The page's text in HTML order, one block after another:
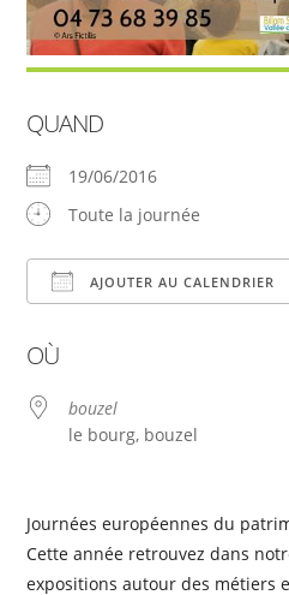
QUAND
19/06/2016
Toute la journée
AJOUTER AU CALENDRIER
OÙ
bouzel
le bourg, bouzel
Journées européennes du
Cette année retrouvez dans
expositions autour des métiers